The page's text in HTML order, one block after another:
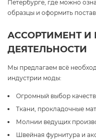
Петербурге, где можно
образцы и оформить
АССОРТИМЕНТ И
ДЕЯТЕЛЬНОСТИ
Мы предлагаем всё
индустрии моды:
Огромный выбор
Ткани, прокладочные
Молнии ведущих
Швейная фурнитура и